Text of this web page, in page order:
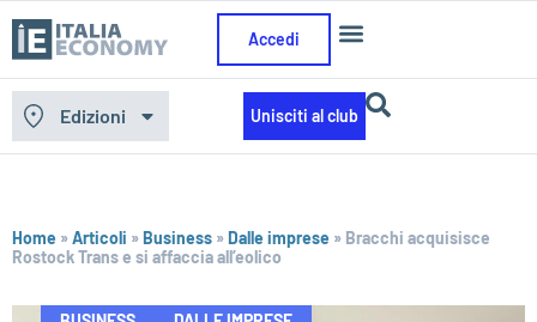
Accedi
Edizioni Unisciti al club
Home »Articoli »Business »Dalle imprese » Bracchi acquisisce
Rostock Trans e si affaccia all’eolico